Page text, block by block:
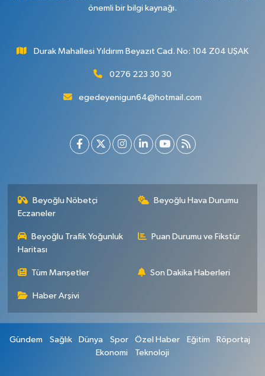
önemli bir bilgi kaynağı.
Durak Mahallesi Yıldırım Beyazıt Cad. No: 104 Z04 UŞAK
0276 223 30 30
egedeyenigun64@hotmail.com
Beyoğlu Nöbetçi
Eczaneler
Beyoğlu Hava Durumu
Beyoğlu Trafik Yoğunluk
Haritası
Puan Durumu ve Fikstür
Tüm Manşetler Son Dakika Haberleri
Haber Arşivi
Gündem Sağlık Dünya Spor Özel Haber Eğitim
Röportaj
Ekonomi
Teknoloji